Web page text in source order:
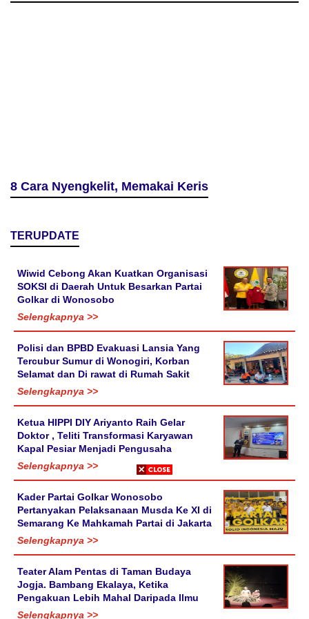
8 Cara Nyengkelit, Memakai Keris
TERUPDATE
Wiwid Cebong Akan Kuatkan Organisasi
SOKSI di Daerah Untuk Besarkan Partai
Golkar di Wonosobo
Selengkapnya >>
Polisi dan BPBD Evakuasi Lansia Yang
Tercubur Sumur di Wonogiri, Korban
Selamat dan Di rawat di Rumah Sakit
Selengkapnya >>
Ketua HIPPI DIY Ariyanto Raih Gelar
Doktor , Teliti Transformasi Karyawan
Kapal Pesiar Menjadi Pengusaha
Selengkapnya >>
Kader Partai Golkar Wonosobo
Pertanyakan Pelaksanaan Musda Ke XI di
Semarang Ke Mahkamah Partai di Jakarta
Selengkapnya >>
Teater Alam Pentas di Taman Budaya
Jogja. Bambang Ekalaya, Ketika
Pengakuan Lebih Mahal Daripada Ilmu
Selengkapnya >>